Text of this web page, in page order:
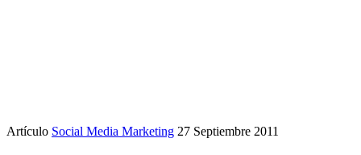
Artículo Social Media Marketing 27 Septiembre 2011